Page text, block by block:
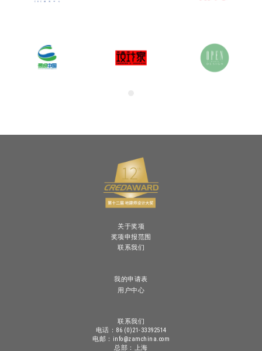
关于奖项
奖项申报范围
联系我们
我的申请表
用户中心
联系我们
电话：86 (0)21-33392514
电邮：info@zamchina.com
总部：上海